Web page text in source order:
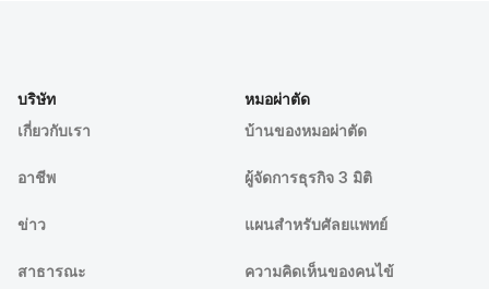
บริษัท
เกี่ยวกับเรา
อาชีพ
ข่าว
สาธารณะ
หมอผ่าตัด
บ้านของหมอผ่าตัด
ผู้จัดการธุรกิจ 3 มิติ
แผนสำหรับศัลยแพทย์
ความคิดเห็นของคนไข้